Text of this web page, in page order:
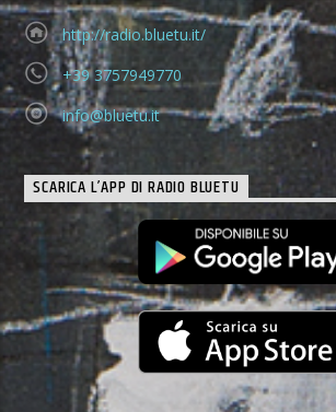
http://radio.bluetu.it/
+39 3757949770
info@bluetu.it
SCARICA L’APP DI RADIO BLUETU